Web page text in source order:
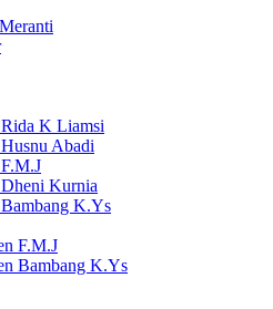
K Liamsi
Abadi
Kurnia
K.Ys
F.M.J
Bambang K.Ys